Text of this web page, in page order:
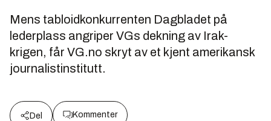
Mens tabloidkonkurrenten Dagbladet på
lederplass angriper VGs dekning av Irak-
krigen, får VG.no skryt av et kjent amerikansk
journalistinstitutt.
Del Kommenter